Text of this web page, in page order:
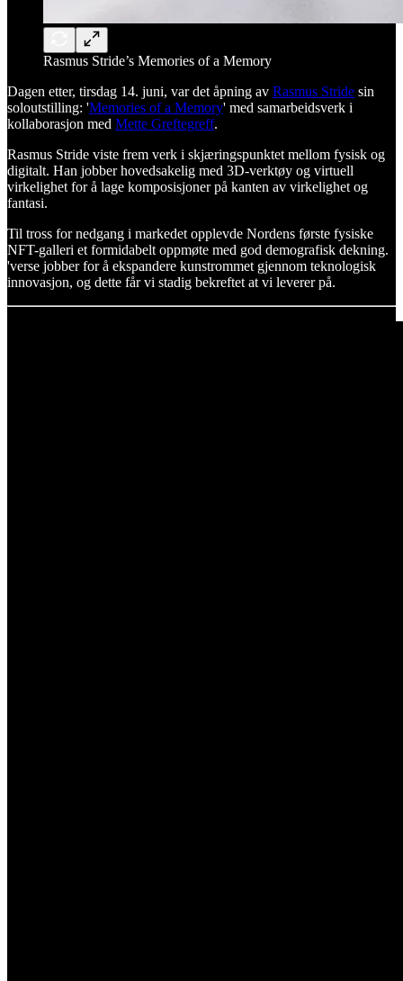
Rasmus Stride’s Memories of a Memory
Dagen etter, tirsdag 14. juni, var det åpning av Rasmus Stride sin
soloutstilling: 'Memories of a Memory' med samarbeidsverk i
kollaborasjon med Mette Greftegreff.
Rasmus Stride viste frem verk i skjæringspunktet mellom fysisk og
digitalt. Han jobber hovedsakelig med 3D-verktøy og virtuell
virkelighet for å lage komposisjoner på kanten av virkelighet og
fantasi.
Til tross for nedgang i markedet opplevde Nordens første fysiske
NFT-galleri et formidabelt oppmøte med god demografisk dekning.
'verse jobber for å ekspandere kunstrommet gjennom teknologisk
innovasjon, og dette får vi stadig bekreftet at vi leverer på.